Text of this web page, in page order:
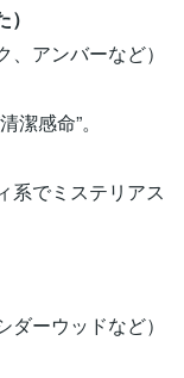
アンバーなど）
感命”。
系でミステリアス
ーウッドなど）